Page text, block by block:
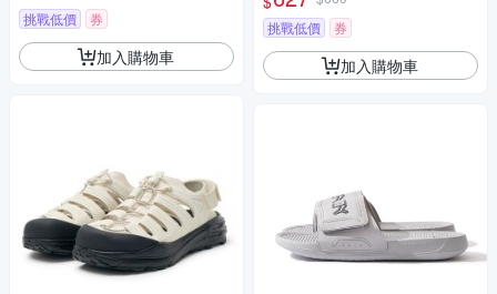
挑戰低價 券
加入購物車
挑戰低價
券
加入購物車